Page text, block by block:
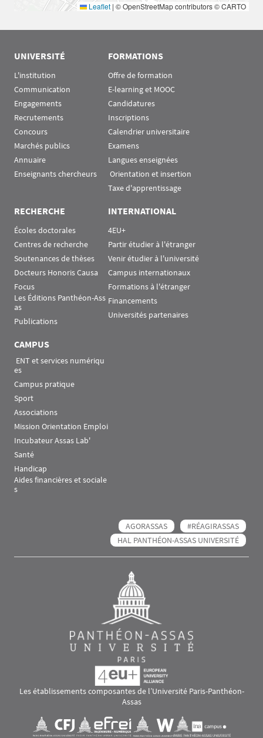
Leaflet | © OpenStreetMap contributors © CARTO
UNIVERSITÉ
L'institution
Communication
Engagements
Recrutements
Concours
Marchés publics
Annuaire
Enseignants chercheurs
FORMATIONS
Offre de formation
E-learning et MOOC
Candidatures
Inscriptions
Calendrier universitaire
Examens
Langues enseignées
Orientation et insertion
Taxe d'apprentissage
RECHERCHE
Écoles doctorales
Centres de recherche
Soutenances de thèses
Docteurs Honoris Causa
Focus
Les Éditions Panthéon-Ass
as
Publications
INTERNATIONAL
4EU+
Partir étudier à l'étranger
Venir étudier à l'université
Campus internationaux
Formations à l'étranger
Financements
Universités partenaires
CAMPUS
es
Campus pratique
Sport
Associations
Mission Orientation Emploi
Incubateur Assas Lab'
Santé
Handicap
Aides financières et sociale
s
AGORASSAS
#RÉAGIRASSAS
HAL PANTHÉON-ASSAS UNIVERSITÉ
Les établissements composantes de l’Université Paris-Panthéon-
Assas
Visuel svgVisuel svg Visuel svgVisuel svg